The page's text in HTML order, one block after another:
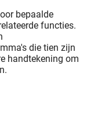
bepaalde
functies.
die tien zijn
handtekening om